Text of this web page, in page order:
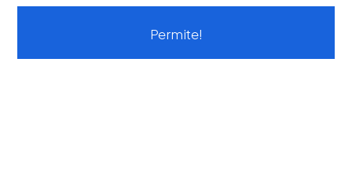
Permite!
Newsletter